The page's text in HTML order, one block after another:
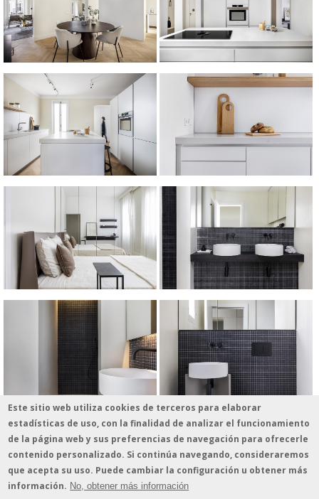
© 2026 - estudio vilablanch · Amigó 78-80, 1º B · 08021 Barcelona · Tel. 935 513
Este sitio web utiliza cookies de terceros para elaborar
estadísticas de uso, con la finalidad de analizar el funcionamiento
de la página web y sus preferencias de navegación para ofrecerle
contenido personalizado. Si continúa navegando, consideraremos
que acepta su uso. Puede cambiar la configuración u obtener más
información. No, obtener más información